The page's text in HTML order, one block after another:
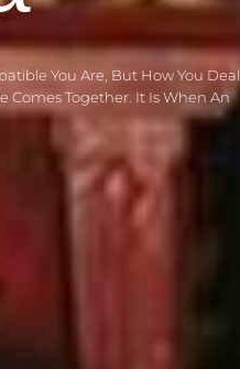
You Are, But How You Deal
Comes Together. It Is When An